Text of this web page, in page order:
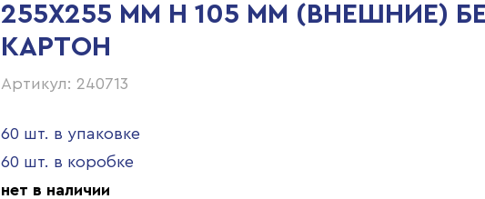
255Х255 ММ H 105 ММ (ВНЕШНИЕ)
КАРТОН
Артикул: 240713
60 шт. в упаковке
60 шт. в коробке
нет в наличии